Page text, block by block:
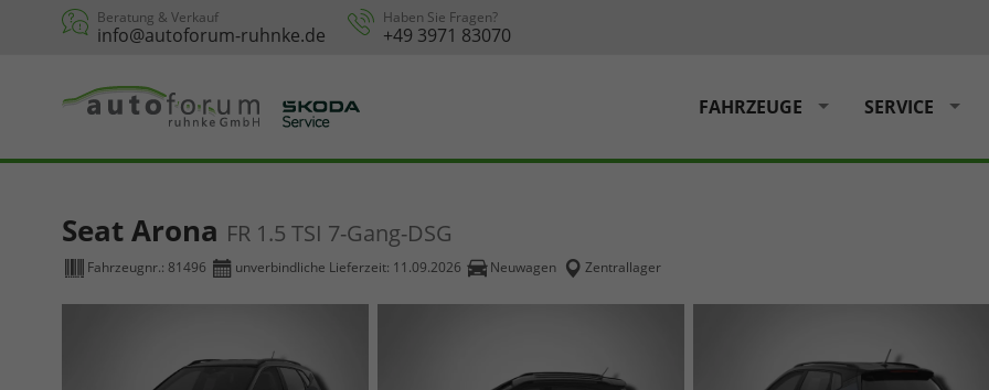
Beratung & Verkauf
info@autoforum-ruhnke.de
Haben Sie Fragen?
+49 3971 83070
FAHRZEUGE SERVICE
Seat Arona FR 1.5 TSI 7-Gang-DSG
Fahrzeugnr.: 81496 unverbindliche Lieferzeit: 11.09.2026 Neuwagen Zentrallager